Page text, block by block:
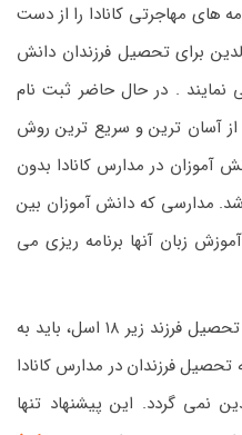
های مهاجرتی کانادا را از دست
برای تحصیل فرزندان دانش
نمایند . در حال حاضر ثبت نام
از آسان ترین و سریع ترین روش
آموزان در مدارس کانادا بدون
مدارسی که دانش آموزان بین
زبان آنها برنامه ریزی می
از طریق تحصیل فرزند زیر ۱۸ اسل، باید به
تحصیل فرزندان در مدارس کانادا
نمی گردد. این پیشنهاد تنها